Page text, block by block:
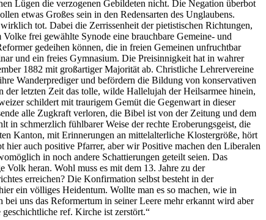
Lügen die verzogenen Gebildeten nicht. Die Negation überbot
etwas Großes sein in den Redensarten des Unglaubens.
tot. Dabei die Zerrissenheit der pietistischen Richtungen,
frei gewählte Synode eine brauchbare Gemeine- und
gedeihen können, die in freien Gemeinen unfruchtbar
und ein freies Gymnasium. Die Preisinnigkeit hat in wahrer
1882 mit großartiger Majorität ab. Christliche Lehrervereine
Wanderprediger und befördern die Bildung von konservativen
letzten Zeit das tolle, wilde Hallelujah der Heilsarmee hinein,
schildert mit traurigem Gemüt die Gegenwart in dieser
alle Zugkraft verloren, die Bibel ist von der Zeitung und dem
in schmerzlich fühlbarer Weise der rechte Eroberungsgeist, die
Kanton, mit Erinnerungen an mittelalterliche Klostergröße, hört
auch positive Pfarrer, aber wir Positive machen den Liberalen
in noch andere Schattierungen geteilt seien. Das
heran. Wohl muss es mit dem 13. Jahre zu der
erreichen? Die Konfirmation selbst besteht in der
ein völliges Heidentum. Wollte man es so machen, wie in
uns das Reformertum in seiner Leere mehr erkannt wird aber
ref. Kirche ist zerstört.“